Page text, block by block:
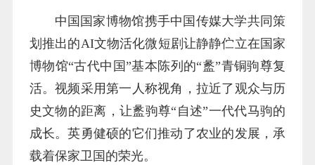
中国国家博物馆携手中国传媒大学共同策
划推出的AI文物活化微短剧让静静伫立在国家
博物馆“古代中国”基本陈列的“盠”青铜驹尊复
活。视频采用第一人称视角，拉近了观众与历
史文物的距离，让盠驹尊“自述”一代代马驹的
成长。英勇健硕的它们推动了农业的发展，承
载着保家卫国的荣光。